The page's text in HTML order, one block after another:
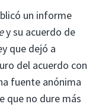
un informe
y su acuerdo de
que dejó a
del acuerdo con
fuente anónima
que no dure más